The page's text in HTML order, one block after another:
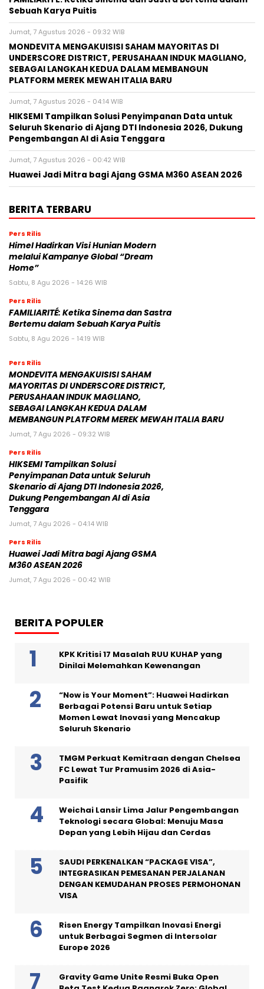
Sebuah Karya Puitis
Jumat, 7 Agustus 2026 - 09:32 WIB
MONDEVITA MENGAKUISISI SAHAM MAYORITAS DI
UNDERSCORE DISTRICT, PERUSAHAAN INDUK MAGLIANO,
SEBAGAI LANGKAH KEDUA DALAM MEMBANGUN
PLATFORM MEREK MEWAH ITALIA BARU
Jumat, 7 Agustus 2026 - 04:14 WIB
HIKSEMI Tampilkan Solusi Penyimpanan Data untuk
Seluruh Skenario di Ajang DTI Indonesia 2026, Dukung
Pengembangan AI di Asia Tenggara
Jumat, 7 Agustus 2026 - 00:42 WIB
Huawei Jadi Mitra bagi Ajang GSMA M360 ASEAN 2026
BERITA TERBARU
Pers Rilis
Himel Hadirkan Visi Hunian Modern
melalui Kampanye Global “Dream
Home”
Sabtu, 8 Agu 2026 - 14:26 WIB
Pers Rilis
FAMILIARITÉ: Ketika Sinema dan Sastra
Bertemu dalam Sebuah Karya Puitis
Sabtu, 8 Agu 2026 - 14:19 WIB
Pers Rilis
MONDEVITA MENGAKUISISI SAHAM
MAYORITAS DI UNDERSCORE DISTRICT,
PERUSAHAAN INDUK MAGLIANO,
SEBAGAI LANGKAH KEDUA DALAM
MEMBANGUN PLATFORM MEREK MEWAH ITALIA BARU
Jumat, 7 Agu 2026 - 09:32 WIB
Pers Rilis
HIKSEMI Tampilkan Solusi
Penyimpanan Data untuk Seluruh
Skenario di Ajang DTI Indonesia 2026,
Dukung Pengembangan AI di Asia
Tenggara
Jumat, 7 Agu 2026 - 04:14 WIB
Pers Rilis
Huawei Jadi Mitra bagi Ajang GSMA
M360 ASEAN 2026
Jumat, 7 Agu 2026 - 00:42 WIB
BERITA POPULER
KPK Kritisi 17 Masalah RUU KUHAP yang
Dinilai Melemahkan Kewenangan
“Now is Your Moment”: Huawei Hadirkan
Berbagai Potensi Baru untuk Setiap
Momen Lewat Inovasi yang Mencakup
Seluruh Skenario
TMGM Perkuat Kemitraan dengan Chelsea
FC Lewat Tur Pramusim 2026 di Asia-
Pasifik
Weichai Lansir Lima Jalur Pengembangan
Teknologi secara Global: Menuju Masa
Depan yang Lebih Hijau dan Cerdas
SAUDI PERKENALKAN “PACKAGE VISA”,
INTEGRASIKAN PEMESANAN PERJALANAN
DENGAN KEMUDAHAN PROSES PERMOHONAN
VISA
Risen Energy Tampilkan Inovasi Energi
untuk Berbagai Segmen di Intersolar
Europe 2026
Gravity Game Unite Resmi Buka Open